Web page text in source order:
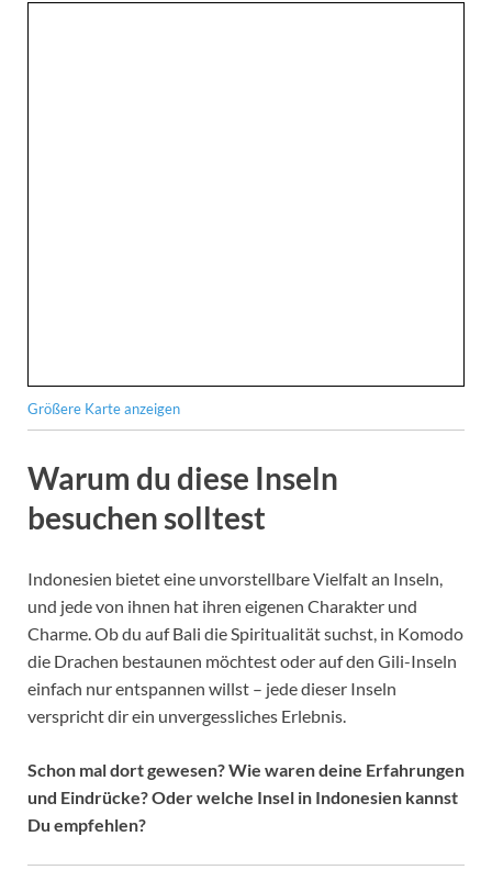
Größere Karte anzeigen
Warum du diese Inseln
besuchen solltest
Indonesien bietet eine unvorstellbare Vielfalt an Inseln,
und jede von ihnen hat ihren eigenen Charakter und
Charme. Ob du auf Bali die Spiritualität suchst, in Komodo
die Drachen bestaunen möchtest oder auf den Gili-Inseln
einfach nur entspannen willst – jede dieser Inseln
verspricht dir ein unvergessliches Erlebnis.
Schon mal dort gewesen? Wie waren deine Erfahrungen
und Eindrücke? Oder welche Insel in Indonesien kannst
Du empfehlen?